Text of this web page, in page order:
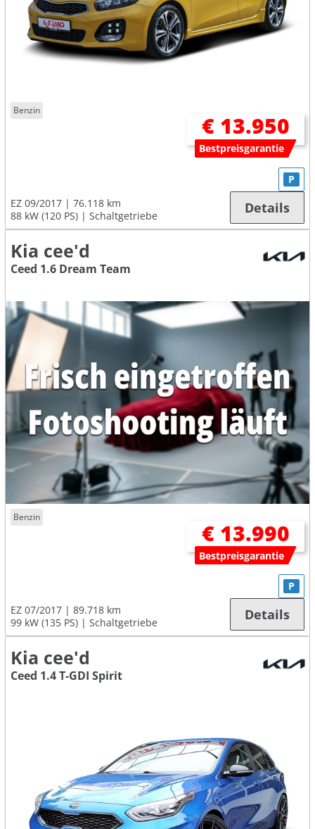
Benzin
€ 13.950
Bestpreisgarantie
EZ 09/2017
76.118 km
88 kW (120 PS)
Schaltgetriebe
P
Details
Kia cee'd
Ceed 1.6 Dream Team
Benzin
€ 13.990
Bestpreisgarantie
EZ 07/2017
89.718 km
99 kW (135 PS)
Schaltgetriebe
P
Details
Kia cee'd
Ceed 1.4 T-GDI Spirit